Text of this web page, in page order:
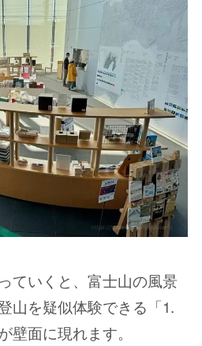
ていくと、富士山の風景
山を疑似体験できる「1.
壁面に現れます。